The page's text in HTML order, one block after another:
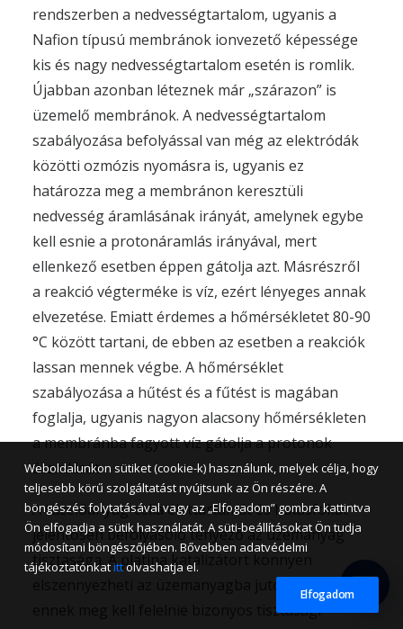
rendszerben a nedvességtartalom, ugyanis a
Nafion típusú membránok ionvezető képessége
kis és nagy nedvességtartalom esetén is romlik.
Újabban azonban léteznek már „szárazon” is
üzemelő membránok. A nedvességtartalom
szabályozása befolyással van még az elektródák
közötti ozmózis nyomásra is, ugyanis ez
határozza meg a membránon keresztüli
nedvesség áramlásának irányát, amelynek egybe
kell esnie a protonáramlás irányával, mert
ellenkező esetben éppen gátolja azt. Másrészről
a reakció végterméke is víz, ezért lényeges annak
elvezetése. Emiatt érdemes a hőmérsékletet 80-90
°C között tartani, de ebben az esetben a reakciók
lassan mennek végbe. A hőmérséklet
szabályozása a hűtést és a fűtést is magában
foglalja, ugyanis nagyon alacsony hőmérsékleten
a membránba fagyott víz gátolja a protonok
áramlását.
A tüzelőanyag-cella élettartamát és hatásfokát
jelentősen befolyásoló tényező az üzemanyag
tisztasága. A platina katalizátort könnyen
elszennyezheti az üzemanyagba jutó CO, ezért
ennek meg kell felelnie bizonyos tisztasági
Weboldalunkon sütiket (cookie-k) használunk, melyek célja, hogy
teljesebb körű szolgáltatást nyújtsunk az Ön részére. A
böngészés folytatásával vagy az „Elfogadom” gombra kattintva
Ön elfogadja a sütik használatát. A süti-beállításokat Ön tudja
módosítani böngészőjében. Bővebben adatvédelmi
tájékoztatónkatittolvashatja el.
Elfogadom